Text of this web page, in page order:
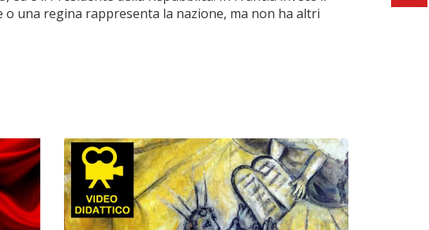
una regina rappresenta la nazione, ma non ha altri